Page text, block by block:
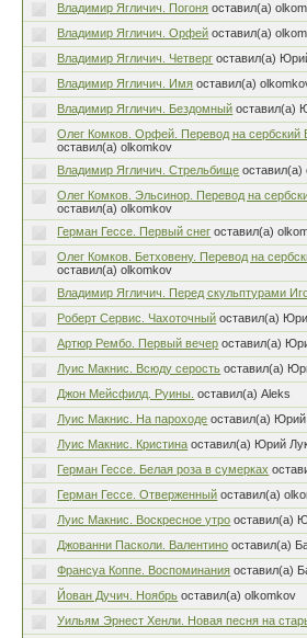
Владимир Ягличич. Погоня оставил(а)
Владимир Ягличич. Орфей оставил(а)
Владимир Ягличич. Четверг оставил(а)
Владимир Ягличич. Имя оставил(а)
Владимир Ягличич. Бездомный оставил(а)
Олег Комков. Орфей. Перевод на сербский
оставил(а) olkomkov
Владимир Ягличич. Стрельбище оставил(а)
Олег Комков. Эльсинор. Перевод на
оставил(а) olkomkov
Герман Гессе. Первый снег оставил(а)
Олег Комков. Бетховену. Перевод на
оставил(а) olkomkov
Владимир Ягличич. Перед скульптурами
Роберт Сервис. Чахоточный оставил(а)
Артюр Рембо. Первый вечер оставил(а)
Луис Макнис. Всюду серость оставил(а)
Джон Мейсфилд. Руины. оставил(а) Aleks
Луис Макнис. На пароходе оставил(а) Юрий
Луис Макнис. Кристина оставил(а) Юрий
Герман Гессе. Белая роза в сумерках
Герман Гессе. Отверженный оставил(а)
Луис Макнис. Воскресное утро оставил(а)
Джованни Пасколи. Валентино оставил(а)
Франсуа Коппе. Воспоминания оставил(а)
Йован Дучич. Ноябрь оставил(а) olkomkov
Уильям Эрнест Хенли. Новая песня на